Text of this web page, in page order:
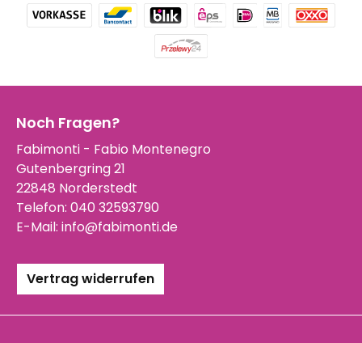
Noch Fragen?
Fabimonti - Fabio Montenegro
Gutenbergring 21
22848 Norderstedt
Telefon: 040 32593790
E-Mail: info@fabimonti.de
Vertrag widerrufen